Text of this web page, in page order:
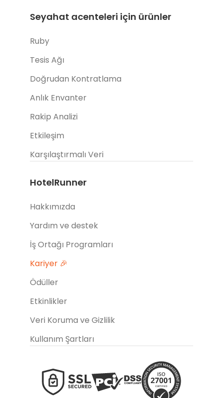
Seyahat acenteleri için ürünler
Ruby
Tesis Ağı
Doğrudan Kontratlama
Anlık Envanter
Rakip Analizi
Etkileşim
Karşılaştırmalı Veri
HotelRunner
Hakkımızda
Yardım ve destek
İş Ortağı Programları
Kariyer 🎉
Ödüller
Etkinlikler
Veri Koruma ve Gizlilik
Kullanım Şartları